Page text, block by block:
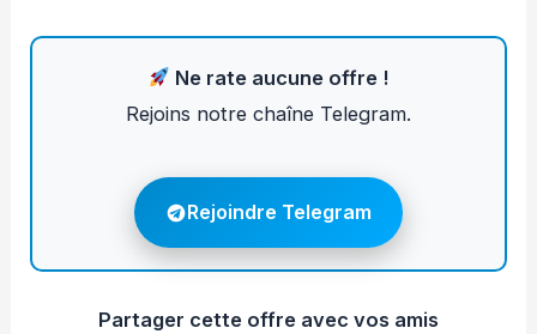
Ne rate aucune offre !
Rejoins notre chaîne Telegram.
Rejoindre Telegram
Partager cette offre avec vos amis